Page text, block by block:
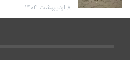
۸ اردیبهشت ۱۴۰۴